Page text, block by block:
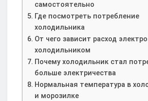
самостоятельно
Где посмотреть потребление
холодильника
От чего зависит расход
холодильником
Почему холодильник стал
больше электричества
Нормальная температура в
и морозилке